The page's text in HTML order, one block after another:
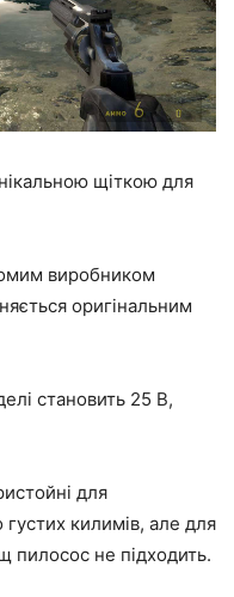
щіткою для
виробником
оригінальним
становить 25 В,
для
густих килимів, але для
не підходить.